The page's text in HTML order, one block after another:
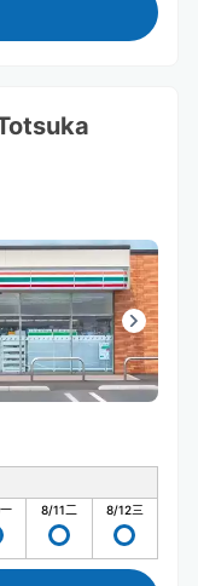
一 8/11二 8/12三